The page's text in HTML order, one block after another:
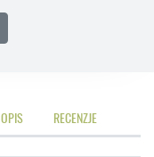
OPIS RECENZJE